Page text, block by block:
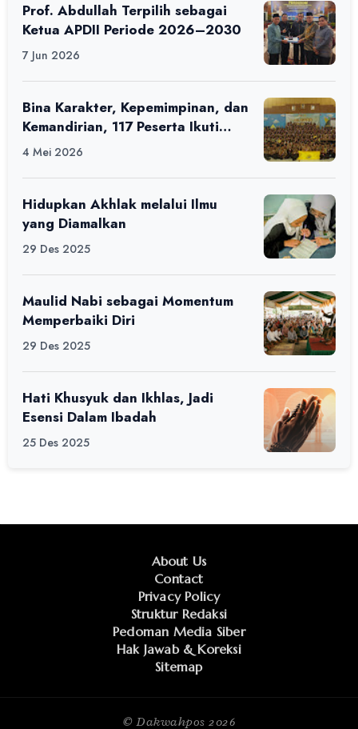
Prof. Abdullah Terpilih sebagai
Ketua APDII Periode 2026–2030
7 Jun 2026
Bina Karakter, Kepemimpinan, dan
Kemandirian, 117 Peserta Ikuti
Alfaro Camp di MAN 1 Darussalam
4 Mei 2026
Hidupkan Akhlak melalui Ilmu
yang Diamalkan
29 Des 2025
Maulid Nabi sebagai Momentum
Memperbaiki Diri
29 Des 2025
Hati Khusyuk dan Ikhlas, Jadi
Esensi Dalam Ibadah
25 Des 2025
About Us
Contact
Privacy Policy
Struktur Redaksi
Pedoman Media Siber
Hak Jawab & Koreksi
Sitemap
© Dakwahpos 2026